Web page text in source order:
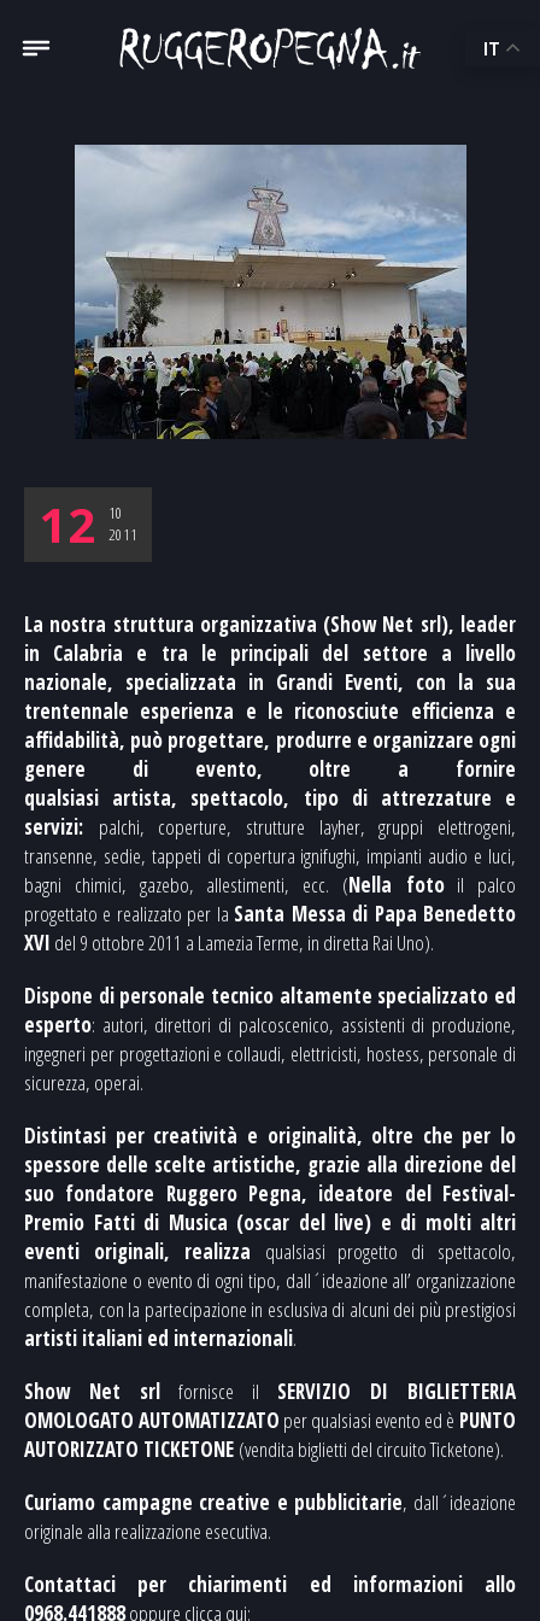
12
10
2011
La nostra struttura organizzativa (Show Net srl), leader
in Calabria e tra le principali del settore a livello
nazionale, specializzata in Grandi Eventi, con la sua
trentennale esperienza e le riconosciute efficienza e
affidabilità, può progettare, produrre e organizzare ogni
genere di evento, oltre a fornire
qualsiasi artista, spettacolo, tipo di attrezzature e
servizi:
palchi, coperture, strutture layher, gruppi elettrogeni,
transenne, sedie, tappeti di copertura ignifughi, impianti audio e luci,
bagni chimici, gazebo, allestimenti, ecc. (Nella fotoil palco
progettato e realizzato per la Santa Messa di Papa Benedetto
XVI del 9 ottobre 2011 a Lamezia Terme, in diretta Rai Uno).
Dispone di personale tecnico altamente specializzato ed
esperto: autori, direttori di palcoscenico, assistenti di produzione,
ingegneri per progettazioni e collaudi, elettricisti, hostess, personale di
sicurezza, operai.
Distintasi per creatività e originalità, oltre che per lo
spessore delle scelte artistiche, grazie alla direzione del
suo fondatore Ruggero Pegna, ideatore del Festival-
Premio Fatti di Musica (oscar del live) e di molti altri
eventi originali, realizza qualsiasi progetto di spettacolo,
manifestazione o evento di ogni tipo, dall´ideazione all’ organizzazione
completa, con la partecipazione in esclusiva di alcuni dei più prestigiosi
artisti italiani ed internazionali.
Show Net srl fornisce il SERVIZIO DI BIGLIETTERIA
OMOLOGATO AUTOMATIZZATO per qualsiasi evento ed è PUNTO
AUTORIZZATO TICKETONE (vendita biglietti del circuito Ticketone).
Curiamo campagne creative e pubblicitarie, dall´ideazione
originale alla realizzazione esecutiva.
Contattaci per chiarimenti ed informazioni allo
0968.441888oppure clicca qui:
IT